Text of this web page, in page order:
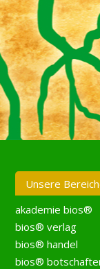
Unsere
akademie bios®
bios® verlag
bios® handel
bios®